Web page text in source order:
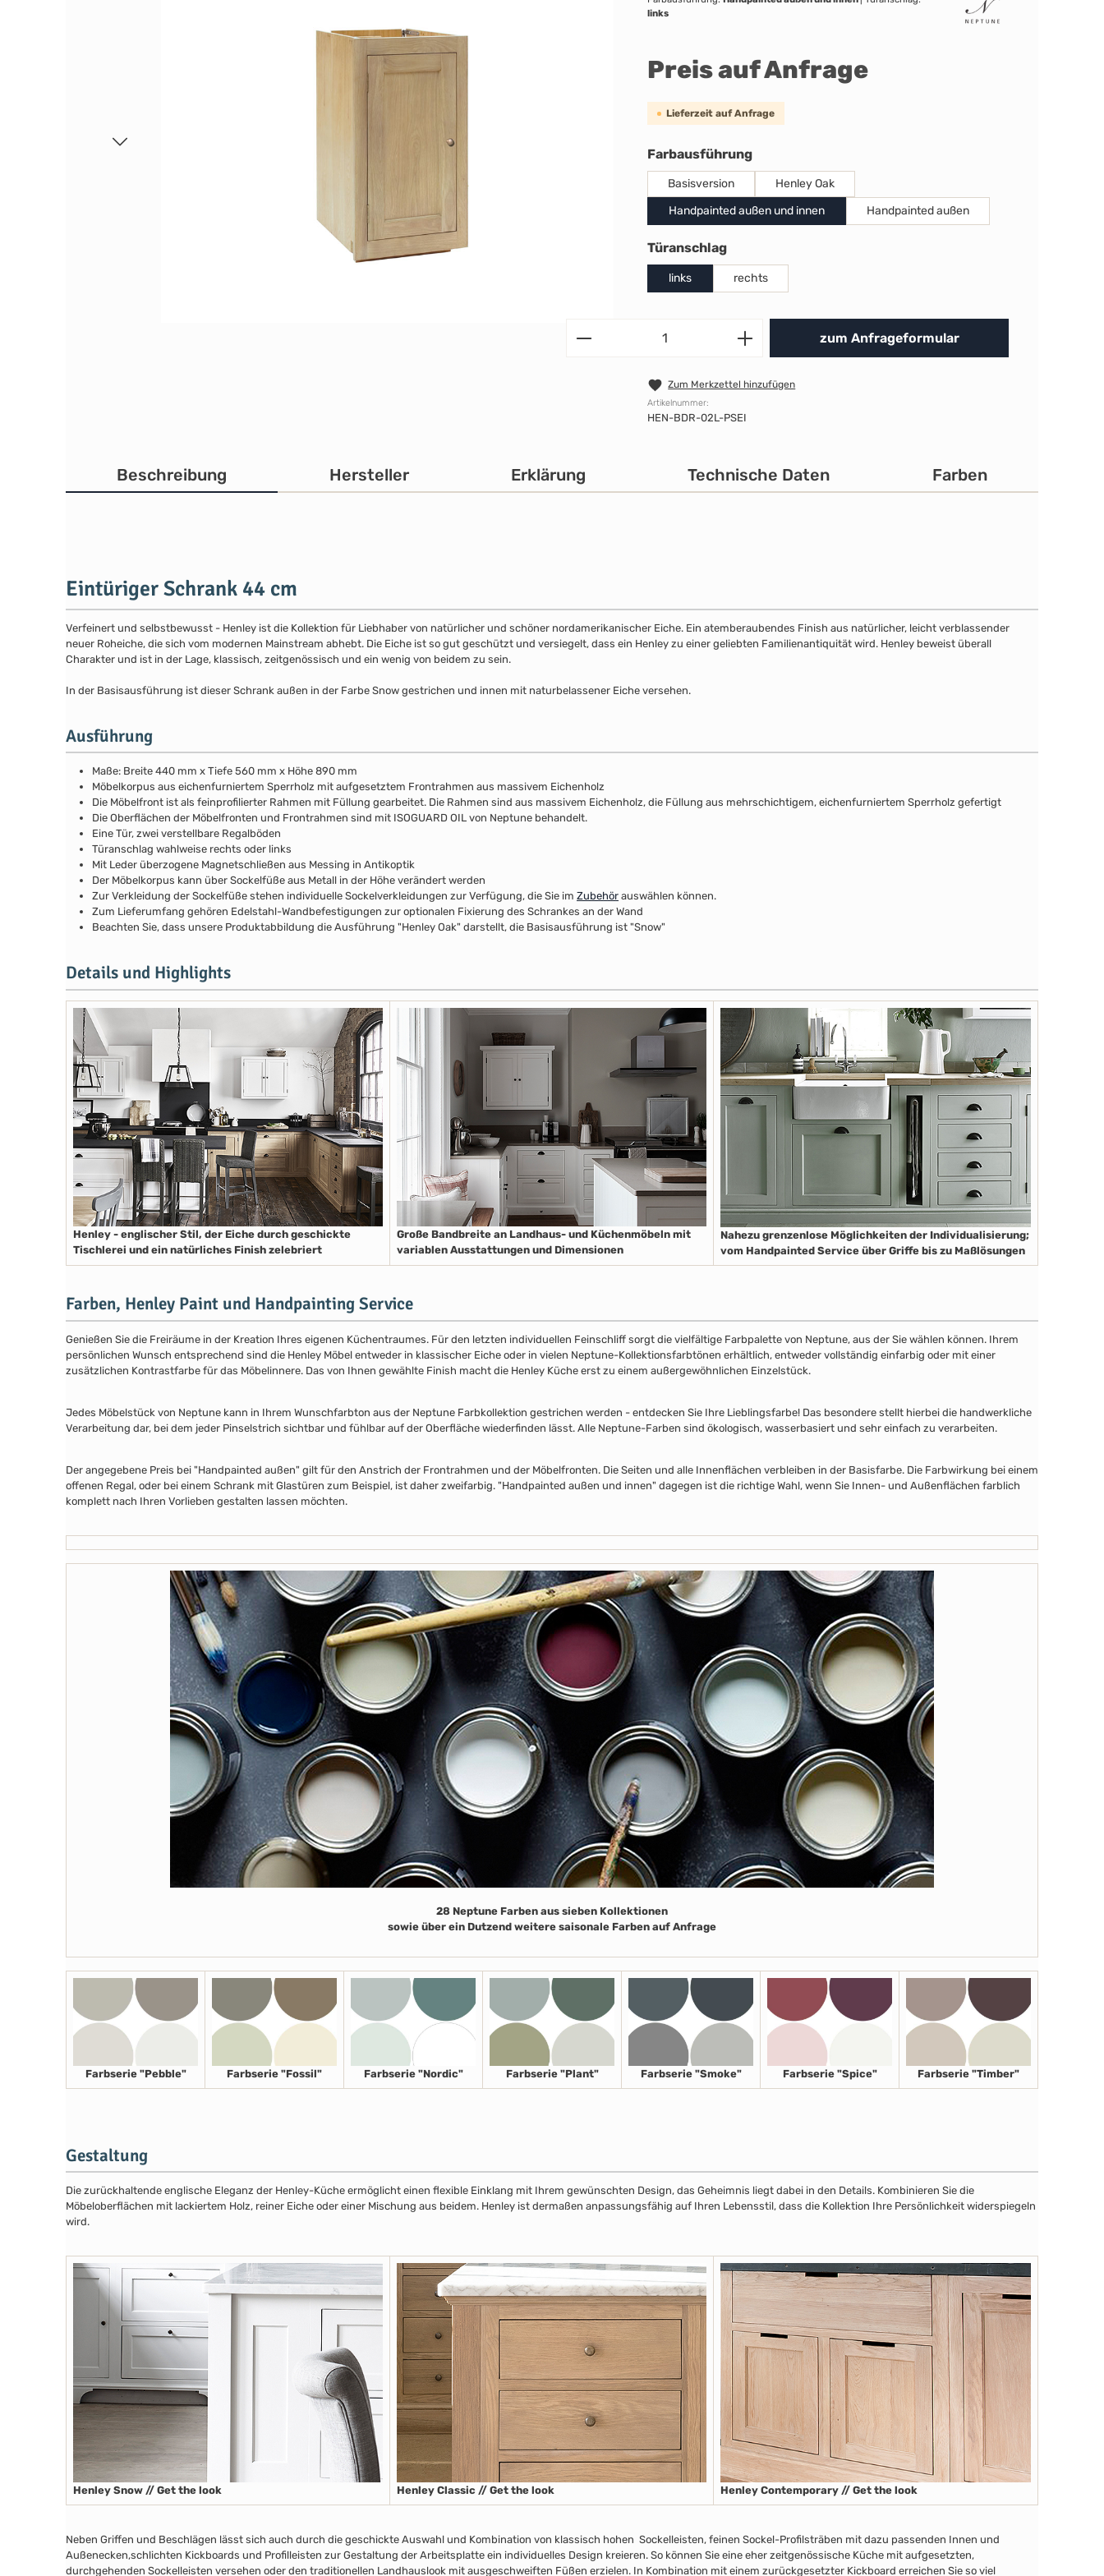
links
Preis auf Anfrage
Lieferzeit auf Anfrage
Farbausführungauswählen
Basisversion
Henley Oak
Handpainted außen und innen
Handpainted außen
Türanschlagauswählen
links rechts
Produkt Anzahl: Gib den
zum Anfrageformular
Zum Merkzettel hinzufügen
Artikelnummer:
HEN-BDR-02L-PSEI
Beschreibung Hersteller Erklärung Technische Daten Farben
Eintüriger Schrank 44 cm
Verfeinert und selbstbewusst - Henley ist die Kollektion für Liebhaber von natürlicher und schöner nordamerikanischer Eiche. Ein atemberaubendes Finish aus natürlicher, leicht verblassender
neuer Roheiche, die sich vom modernen Mainstream abhebt. Die Eiche ist so gut geschützt und versiegelt, dass ein Henley zu einer geliebten Familienantiquität wird. Henley beweist überall
Charakter und ist in der Lage, klassisch, zeitgenössisch und ein wenig von beidem zu sein.
In der Basisausführung ist dieser Schrank außen in der Farbe Snow gestrichen und innen mit naturbelassener Eiche versehen.
Ausführung
Maße: Breite 440 mm x Tiefe 560 mm x Höhe 890 mm
Möbelkorpus aus eichenfurniertem Sperrholz mit aufgesetztem Frontrahmen aus massivem Eichenholz
Die Möbelfront ist als feinprofilierter Rahmen mit Füllung gearbeitet. Die Rahmen sind aus massivem Eichenholz, die Füllung aus mehrschichtigem, eichenfurniertem Sperrholz gefertigt
Die Oberflächen der Möbelfronten und Frontrahmen sind mit ISOGUARD OIL von Neptune behandelt.
Eine Tür, zwei verstellbare Regalböden
Türanschlag wahlweise rechts oder links
Mit Leder überzogene Magnetschließen aus Messing in Antikoptik
Der Möbelkorpus kann über Sockelfüße aus Metall in der Höhe verändert werden
Zur Verkleidung der Sockelfüße stehen individuelle Sockelverkleidungen zur Verfügung, die Sie im Zubehör auswählen können.
Zum Lieferumfang gehören Edelstahl-Wandbefestigungen zur optionalen Fixierung des Schrankes an der Wand
Beachten Sie, dass unsere Produktabbildung die Ausführung "Henley Oak" darstellt, die Basisausführung ist "Snow"
Details und Highlights
Henley - englischer Stil, der Eiche durch geschickte
Tischlerei und ein natürliches Finish zelebriert
Große Bandbreite an Landhaus- und Küchenmöbeln mit
variablen Ausstattungen und Dimensionen
Nahezu grenzenlose Möglichkeiten der Individualisierung;
vom Handpainted Service über Griffe bis zu Maßlösungen
Farben, Henley Paint und Handpainting Service
Genießen Sie die Freiräume in der Kreation Ihres eigenen Küchentraumes. Für den letzten individuellen Feinschliff sorgt die vielfältige Farbpalette von Neptune, aus der Sie wählen können. Ihrem
persönlichen Wunsch entsprechend sind die Henley Möbel entweder in klassischer Eiche oder in vielen Neptune-Kollektionsfarbtönen erhältlich, entweder vollständig einfarbig oder mit einer
zusätzlichen Kontrastfarbe für das Möbelinnere. Das von Ihnen gewählte Finish macht die Henley Küche erst zu einem außergewöhnlichen Einzelstück.
Jedes Möbelstück von Neptune kann in Ihrem Wunschfarbton aus der Neptune Farbkollektion gestrichen werden - entdecken Sie Ihre Lieblingsfarbe! Das besondere stellt hierbei die handwerkliche
Verarbeitung dar, bei dem jeder Pinselstrich sichtbar und fühlbar auf der Oberfläche wiederfinden lässt. Alle Neptune-Farben sind ökologisch, wasserbasiert und sehr einfach zu verarbeiten.
Der angegebene Preis bei "Handpainted außen" gilt für den Anstrich der Frontrahmen und der Möbelfronten. Die Seiten und alle Innenflächen verbleiben in der Basisfarbe. Die Farbwirkung bei einem
offenen Regal, oder bei einem Schrank mit Glastüren zum Beispiel, ist daher zweifarbig. "Handpainted außen und innen" dagegen ist die richtige Wahl, wenn Sie Innen- und Außenflächen farblich
komplett nach Ihren Vorlieben gestalten lassen möchten.
28 Neptune Farben aus sieben Kollektionen
sowie über ein Dutzend weitere saisonale Farben auf Anfrage
Farbserie "Pebble" Farbserie "Fossil" Farbserie "Nordic" Farbserie "Plant" Farbserie "Smoke" Farbserie "Spice" Farbserie "Timber"
Gestaltung
Die zurückhaltende englische Eleganz der Henley-Küche ermöglicht einen flexible Einklang mit Ihrem gewünschten Design, das Geheimnis liegt dabei in den Details. Kombinieren Sie die
Möbeloberflächen mit lackiertem Holz, reiner Eiche oder einer Mischung aus beidem. Henley ist dermaßen anpassungsfähig auf Ihren Lebensstil, dass die Kollektion Ihre Persönlichkeit widerspiegeln
wird.
Henley Snow // Get the look Henley Classic // Get the look Henley Contemporary // Get the look
Neben Griffen und Beschlägen lässt sich auch durch die geschickte Auswahl und Kombination von klassisch hohen Sockelleisten, feinen Sockel-Profilsträben mit dazu passenden Innen und
Außenecken,schlichten Kickboards und Profilleisten zur Gestaltung der Arbeitsplatte ein individuelles Design kreieren. So können Sie eine eher zeitgenössische Küche mit aufgesetzten,
durchgehenden Sockelleisten versehen oder den traditionellen Landhauslook mit ausgeschweiften Füßen erzielen. In Kombination mit einem zurückgesetzter Kickboard erreichen Sie so viel